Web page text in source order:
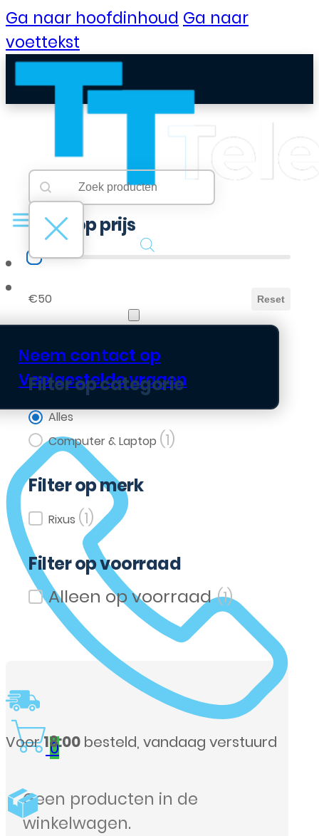
Ga naar hoofdinhoud Ga naar
voettekst
B2B Portaal
Neem contact op
Veelgestelde vragen
0
Geen producten in de
winkelwagen.
Searchbar
Search content
Filter op prijs
Filter op prijs
€50 Reset
Filter op categorie
Filter op categorie
Alles
Computer & Laptop (1)
Filter op merk
Filter op merk
Rixus (1)
Filter op voorraad
Filter op voorraad (1)